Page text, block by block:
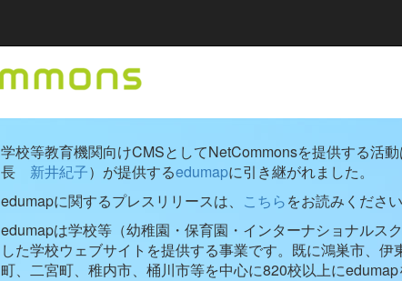
学校等教育機関向けCMSとしてNetCommonsを提供する活動
長 新井紀子）が提供するedumapに引き継がれました。
edumapに関するプレスリリースは、 こちらをお読みください
edumapは学校等（幼稚園・保育園・インターナショナルス
した学校ウェブサイトを提供する事業です。既に鴻巣市、
町、二宮町、稚内市、桶川市等を中心に820校以上にedumap